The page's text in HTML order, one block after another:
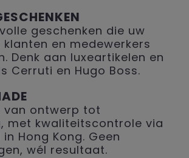
geschenken die uw
en medewerkers
Denk aan luxeartikelen en
Cerruti en Hugo Boss.
van ontwerp tot
met kwaliteitscontrole via
Hong Kong. Geen
wél resultaat.